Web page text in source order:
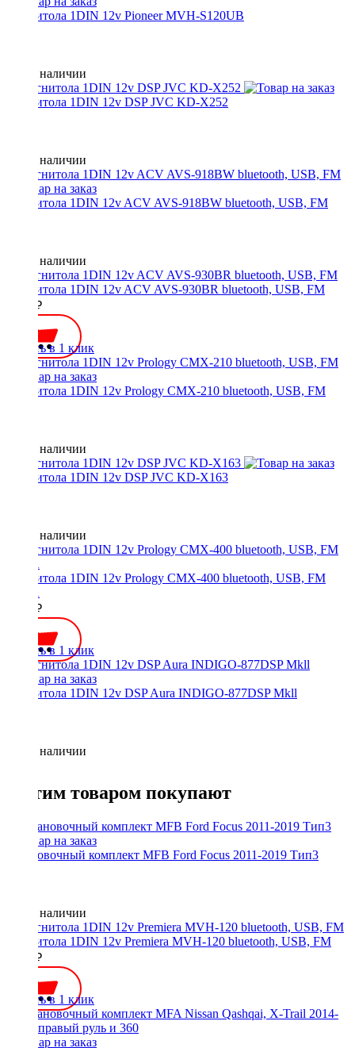
Магнитола 1DIN 12v Pioneer MVH-S120UB
Нет в наличии
Магнитола 1DIN 12v DSP JVC KD-X252
Нет в наличии
Магнитола 1DIN 12v ACV AVS-918BW bluetooth, USB, FM
Нет в наличии
Магнитола 1DIN 12v ACV AVS-930BR bluetooth, USB, FM
3750 ₽
Купить в 1 клик
Магнитола 1DIN 12v Prology CMX-210 bluetooth, USB, FM
Нет в наличии
Магнитола 1DIN 12v DSP JVC KD-X163
Нет в наличии
Магнитола 1DIN 12v Prology CMX-400 bluetooth, USB, FM
4290 ₽
Купить в 1 клик
Магнитола 1DIN 12v DSP Aura INDIGO-877DSP Mkll
Нет в наличии
С этим товаром покупают
Установочный комплект MFB Ford Focus 2011-2019 Тип3
Нет в наличии
Магнитола 1DIN 12v Premiera MVH-120 bluetooth, USB, FM
2500 ₽
Купить в 1 клик